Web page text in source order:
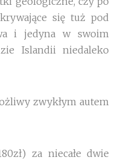
się tuż pod
i jedyna w swoim
Islandii niedaleko
zwykłym autem
za niecałe dwie